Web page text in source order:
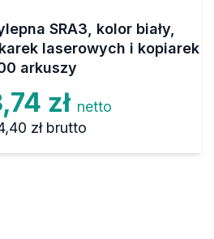
SRA3, kolor biały,
laserowych i kopiarek
arkuszy
zł netto
zł brutto